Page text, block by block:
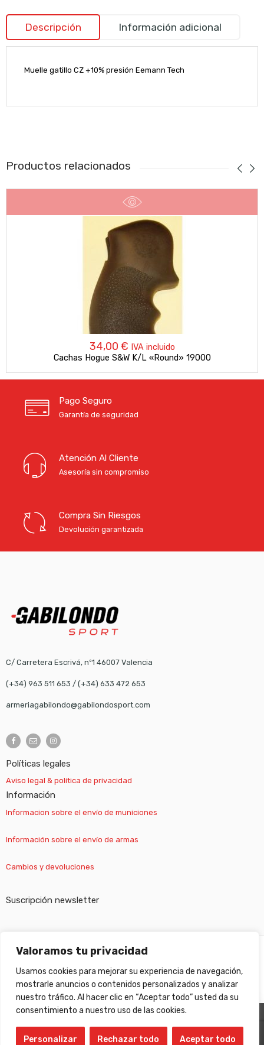
Valoramos tu privacidad
Usamos cookies para mejorar su experiencia de navegación,
mostrarle anuncios o contenidos personalizados y analizar
nuestro tráfico. Al hacer clic en “Aceptar todo” usted da su
consentimiento a nuestro uso de las cookies.
Personalizar Rechazar todo Aceptar todo
Descripción Información adicional
Muelle gatillo CZ +10% presión Eemann Tech
Productos relacionados
34,00 € IVA incluido
Cachas Hogue S&W K/L «Round» 19000
Pago Seguro
Garantía de seguridad
Atención Al Cliente
Asesoría sin compromiso
Compra Sin Riesgos
Devolución garantizada
C/ Carretera Escrivá, nº1 46007 Valencia
(+34) 963 511 653 / (+34) 633 472 653
armeriagabilondo@gabilondosport.com
Políticas legales
Aviso legal & política de privacidad
Información
Informacion sobre el envío de municiones
Información sobre el envío de armas
Cambios y devoluciones
Suscripción newsletter
Gabilondo sport
×